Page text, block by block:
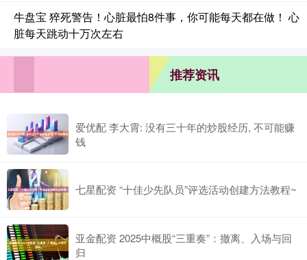
牛盘宝 猝死警告！心脏最怕8件事，你可能每天都在做！ 心
脏每天跳动十万次左右
推荐资讯
爱优配 李大霄: 没有三十年的炒股经历, 不可能赚
钱
七星配资 “十佳少先队员”评选活动创建方法教程~
亚金配资 2025中概股“三重奏”：撤离、入场与回
归